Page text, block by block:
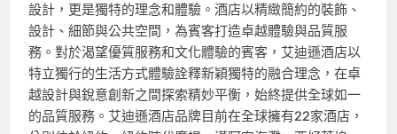
設計，更是獨特的理念和體驗。酒店以精緻簡約的裝飾、
設計、細節與公共空間，為賓客打造卓越體驗與品質服
務。對於渴望優質服務和文化體驗的賓客，艾迪遜酒店以
特立獨行的生活方式體驗詮釋新穎獨特的融合理念，在卓
越設計與銳意創新之間探索精妙平衡，始終提供全球如一
的品質服務。艾迪遜酒店品牌目前在全球擁有22家酒店，